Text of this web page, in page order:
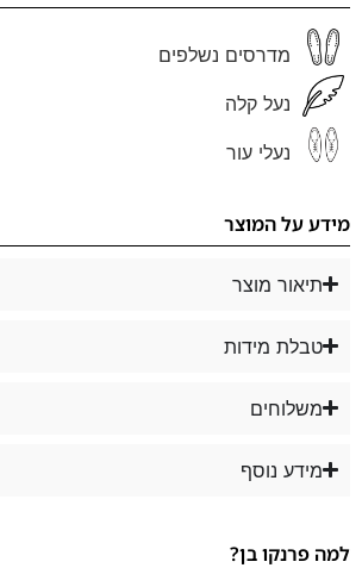
מדרסים נשלפים
נעל קלה
נעלי עור
מידע על המוצר
תיאור מוצר
טבלת מידות
משלוחים
מידע נוסף
למה פרנקו בן?